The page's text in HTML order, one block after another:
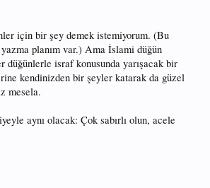
için bir şey demek istemiyorum. (Bu
planım var.) Ama İslami düğün
düğünlerle israf konusunda yarışacak bir
kendinizden bir şeyler katarak da güzel
mesela.
aynı olacak: Çok sabırlı olun, acele